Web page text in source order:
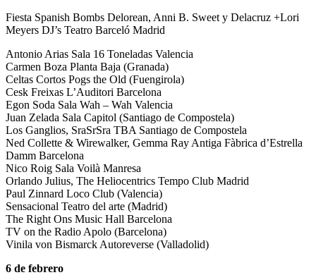
Fiesta Spanish Bombs Delorean, Anni B. Sweet y Delacruz +Lori
Meyers DJ’s Teatro Barceló Madrid
Antonio Arias Sala 16 Toneladas Valencia
Carmen Boza Planta Baja (Granada)
Celtas Cortos Pogs the Old (Fuengirola)
Cesk Freixas L’Auditori Barcelona
Egon Soda Sala Wah – Wah Valencia
Juan Zelada Sala Capitol (Santiago de Compostela)
Los Ganglios, SraSrSra TBA Santiago de Compostela
Ned Collette & Wirewalker, Gemma Ray Antiga Fàbrica d’Estrella
Damm Barcelona
Nico Roig Sala Voilà Manresa
Orlando Julius, The Heliocentrics Tempo Club Madrid
Paul Zinnard Loco Club (Valencia)
Sensacional Teatro del arte (Madrid)
The Right Ons Music Hall Barcelona
TV on the Radio Apolo (Barcelona)
Vinila von Bismarck Autoreverse (Valladolid)
6 de febrero